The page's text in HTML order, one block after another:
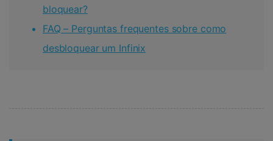
bloquear?
FAQ – Perguntas frequentes sobre como
desbloquear um Infinix